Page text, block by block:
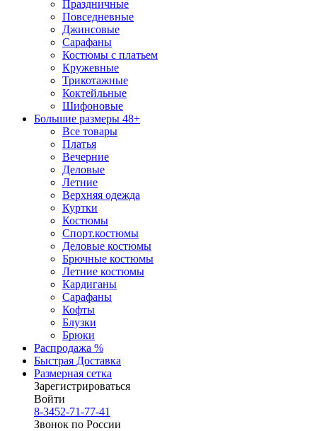
Праздничные
Повседневные
Джинсовые
Сарафаны
Костюмы с платьем
Кружевные
Трикотажные
Коктейльные
Шифоновые
Большие размеры 48+
Все товары
Платья
Вечерние
Деловые
Летние
Верхняя одежда
Куртки
Костюмы
Спорт.костюмы
Деловые костюмы
Брючные костюмы
Летние костюмы
Кардиганы
Сарафаны
Кофты
Блузки
Брюки
Распродажа %
Быстрая Доставка
Размерная сетка
Зарегистрироваться
Войти
8-3452-71-77-41
Звонок по России